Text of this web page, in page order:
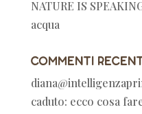
NATURE IS
acqua
Commenti
caduto: ecco cosa